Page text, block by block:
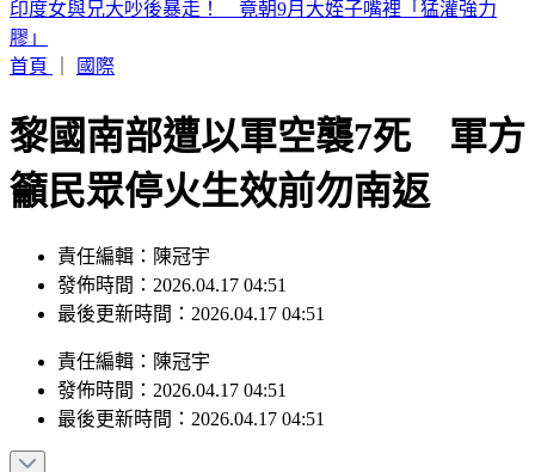
別只看台積電！ 外媒點名「2檔AI設備股」快上車
首頁
黎國南部遭以軍空襲7死 軍方
籲民眾停火生效前勿南返
發佈時間：2026.04.17 04:51
最後更新時間：2026.04.17 04:51
發佈時間： 2026.04.17 04:51
最後更新時間：2026.04.17 04:51